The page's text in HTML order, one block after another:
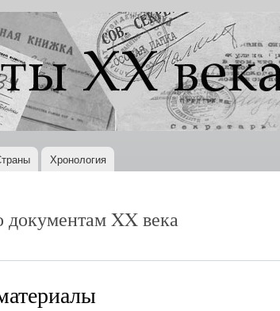
Перейти к
основному
содержанию
Хронология
документам XX века